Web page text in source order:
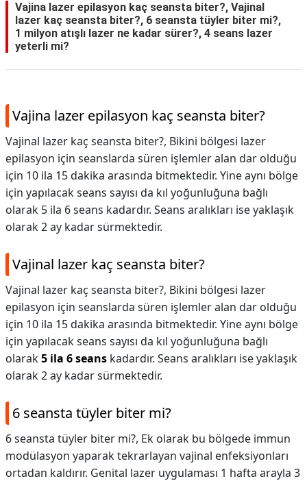
Vajina lazer epilasyon kaç seansta biter?, Vajinal
lazer kaç seansta biter?, 6 seansta tüyler biter mi?,
1 milyon atışlı lazer ne kadar sürer?, 4 seans lazer
yeterli mi?
Vajina lazer epilasyon kaç seansta biter?
Vajinal lazer kaç seansta biter?, Bikini bölgesi lazer
epilasyon için seanslarda süren işlemler alan dar olduğu
için 10 ila 15 dakika arasında bitmektedir. Yine aynı bölge
için yapılacak seans sayısı da kıl yoğunluğuna bağlı
olarak 5 ila 6 seans kadardır. Seans aralıkları ise yaklaşık
olarak 2 ay kadar sürmektedir.
Vajinal lazer kaç seansta biter?
Vajinal lazer kaç seansta biter?, Bikini bölgesi lazer
epilasyon için seanslarda süren işlemler alan dar olduğu
için 10 ila 15 dakika arasında bitmektedir. Yine aynı bölge
için yapılacak seans sayısı da kıl yoğunluğuna bağlı
olarak5 ila 6 seans kadardır. Seans aralıkları ise yaklaşık
olarak 2 ay kadar sürmektedir.
6 seansta tüyler biter mi?
6 seansta tüyler biter mi?, Ek olarak bu bölgede immun
modülasyon yaparak tekrarlayan vajinal enfeksiyonları
ortadan kaldırır. Genital lazer uygulaması 1 hafta arayla 3